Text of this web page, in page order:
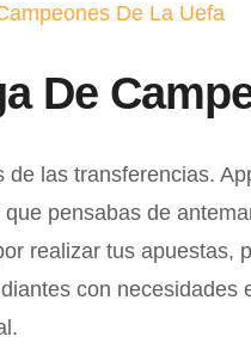
De La Uefa
De
las transferencias.
pensabas de
realizar tus
con